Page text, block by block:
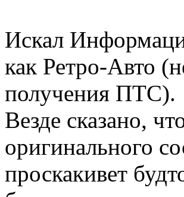
Искал
как Ретро-Авто
получения ПТС).
Везде сказано,
оригинального
проскакивет